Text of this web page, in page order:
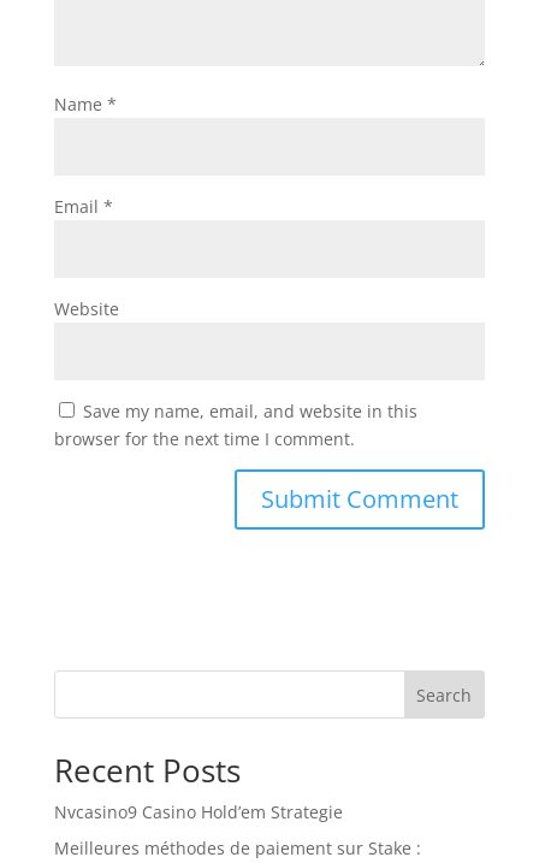
Name *
Email *
Website
Save my name, email, and website in this
browser for the next time I comment.
Search
Recent Posts
Nvcasino9 Casino Hold’em Strategie
Meilleures méthodes de paiement sur Stake :